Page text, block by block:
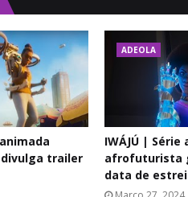
trailer
ADEOLA
IWÁJÚ | Série
afrofuturista
data de